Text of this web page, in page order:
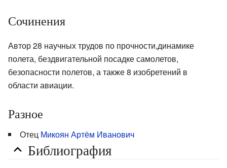
Сочинения
Автор 28 научных трудов по прочности,динамике
полета, бездвигательной посадке самолетов,
безопасности полетов, а также 8 изобретений в
области авиации.
Разное
Отец Микоян Артём Иванович
Библиография